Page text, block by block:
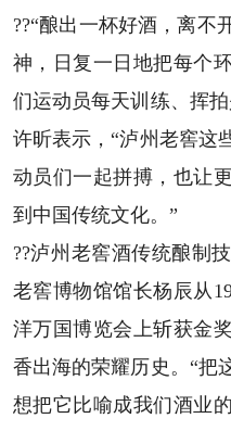
??“酿出一杯好酒，离不
神，日复一日地把每个
们运动员每天训练、挥
许昕表示，“泸州老窖这
动员们一起拼搏，也让
到中国传统文化。”
??泸州老窖酒传统酿制
老窖博物馆馆长杨辰从
洋万国博览会上斩获金
香出海的荣耀历史。“把
想把它比喻成我们酒业